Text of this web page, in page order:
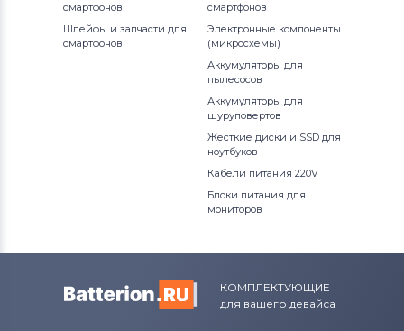
смартфонов
Шлейфы и запчасти для
смартфонов
смартфонов
Электронные компоненты
(микросхемы)
Аккумуляторы для
пылесосов
Аккумуляторы для
шуруповертов
Жесткие диски и SSD для
ноутбуков
Кабели питания 220V
Блоки питания для
мониторов
КОМПЛЕКТУЮЩИЕ
для вашего девайса